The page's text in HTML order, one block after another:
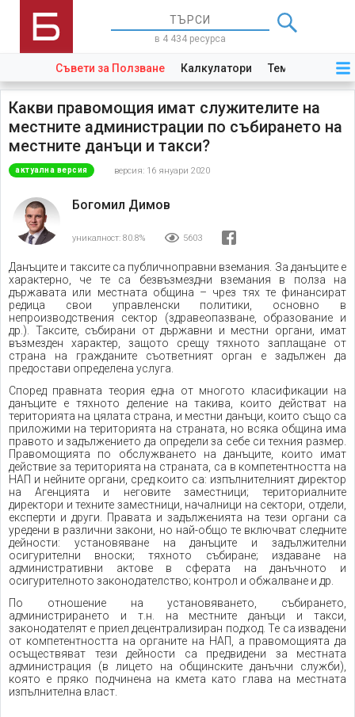
в 4 434 ресурса
Съвети за Ползване Калкулатори Теми Закони
Какви правомощия имат служителите на
местните администрации по събирането на
местните данъци и такси?
актуална версия версия: 16 януари 2020
Богомил Димов
уникалност: 80.8% 5603
Данъците и таксите са публичноправни вземания. За данъците е
характерно, че те са безвъзмездни вземания в полза на
държавата или местната община – чрез тях те финансират
редица свои управленски политики, основно в
непроизводствения сектор (здравеопазване, образование и
др.). Таксите, събирани от държавни и местни органи, имат
възмезден характер, защото срещу тяхното заплащане от
страна на гражданите съответният орган е задължен да
предостави определена услуга.
Според правната теория една от многото класификации на
данъците е тяхното деление на такива, които действат на
територията на цялата страна, и местни данъци, които също са
приложими на територията на страната, но всяка община има
правото и задължението да определи за себе си техния размер.
Правомощията по обслужването на данъците, които имат
действие за територията на страната, са в компетентността на
НАП и нейните органи, сред които са: изпълнителният директор
на Агенцията и неговите заместници; териториалните
директори и техните заместници, началници на сектори, отдели,
експерти и други. Правата и задълженията на тези органи са
уредени в различни закони, но най-общо те включват следните
дейности: установяване на данъците и задължителни
осигурителни вноски; тяхното събиране; издаване на
административни актове в сферата на данъчното и
осигурителното законодателство; контрол и обжалване и др.
По отношение на установяването, събирането,
администрирането и т.н. на местните данъци и такси,
законодателят е приел децентрализиран подход. Те са извадени
от компетентността на органите на НАП, а правомощията да
осъществяват тези дейности са предвидени за местната
администрация (в лицето на общинските данъчни служби),
която е пряко подчинена на кмета като глава на местната
изпълнителна власт.